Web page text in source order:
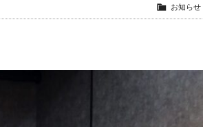
お知らせ,